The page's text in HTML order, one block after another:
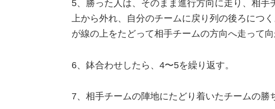
5、勝った人は、そのまま進行方向に走り、相
上から外れ、自分のチームに戻り列の後ろにつ
が線の上をたどって相手チームの方向へ走って向
6、鉢合わせしたら、4〜5を繰り返す。
7、相手チームの陣地にたどり着いたチームの勝